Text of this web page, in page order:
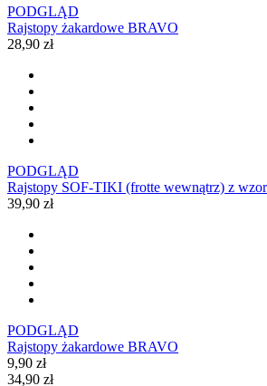
PODGLĄD
Rajstopy żakardowe BRAVO
28,90 zł
PODGLĄD
Rajstopy SOF-TIKI (frotte wewnątrz) z
39,90 zł
PODGLĄD
Rajstopy żakardowe BRAVO
9,90 zł
34,90 zł